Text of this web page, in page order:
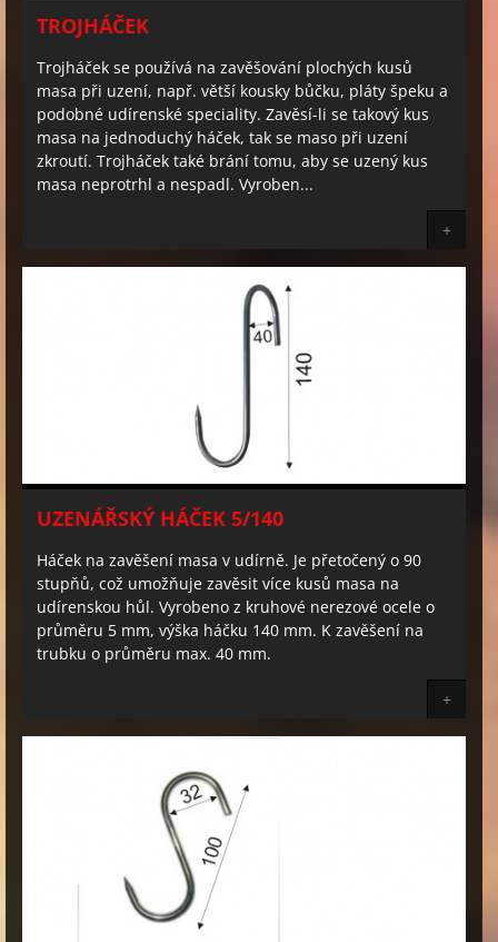
TROJHÁČEK
Trojháček se používá na zavěšování plochých kusů
masa při uzení, např. větší kousky bůčku, pláty špeku a
podobné udírenské speciality. Zavěsí-li se takový kus
masa na jednoduchý háček, tak se maso při uzení
zkroutí. Trojháček také brání tomu, aby se uzený kus
masa neprotrhl a nespadl. Vyroben...
+
UZENÁŘSKÝ HÁČEK 5/140
Háček na zavěšení masa v udírně. Je přetočený o 90
stupňů, což umožňuje zavěsit více kusů masa na
udírenskou hůl. Vyrobeno z kruhové nerezové ocele o
průměru 5 mm, výška háčku 140 mm. K zavěšení na
trubku o průměru max. 40 mm.
+